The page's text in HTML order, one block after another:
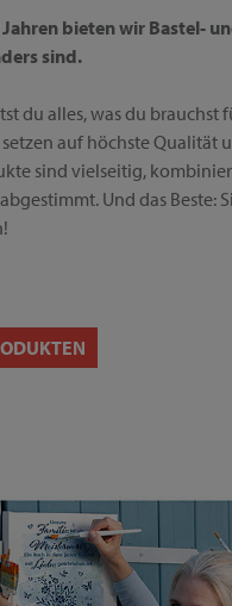
Jahren bieten wir Bastel-
sind.
du alles, was du brauchst
setzen auf höchste Qualität
sind vielseitig,
Und das Beste: